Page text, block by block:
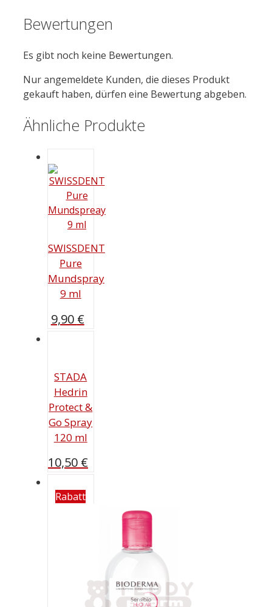
Bewertungen
Es gibt noch keine Bewertungen.
Nur angemeldete Kunden, die dieses Produkt
gekauft haben, dürfen eine Bewertung abgeben.
Ähnliche Produkte
SWISSDENT
Pure
Mundspray
9 ml
9,90 €
STADA
Hedrin
Protect &
Go Spray
120 ml
10,50 €
Rabatt